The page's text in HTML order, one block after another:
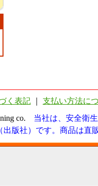
く表記
支払い方法に
co. 当社は、安全衛
出版社）です。商品は直